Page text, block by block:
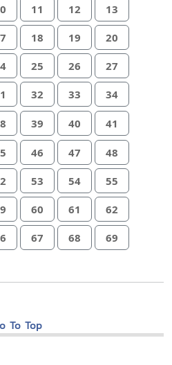
11 12 13
18 19 20
25 26 27
32 33 34
39 40 41
46 47 48
53 54 55
60 61 62
67 68 69
To Top